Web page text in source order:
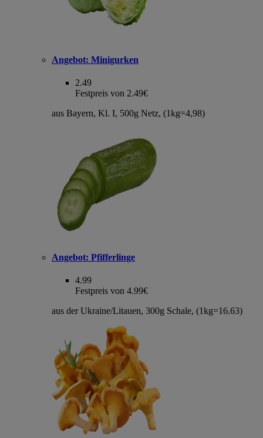
Angebot: Minigurken
2.49
Festpreis von 2.49€
aus Bayern, Kl. I, 500g Netz, (1kg=4,98)
Angebot: Pfifferlinge
4.99
Festpreis von 4.99€
aus der Ukraine/Litauen, 300g Schale, (1kg=16.63)